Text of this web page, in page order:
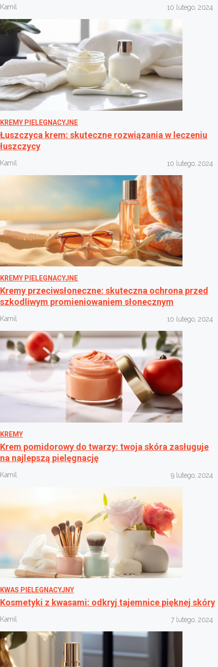
Kamil 10 lutego, 2024
KREMY PIELEGNACYJNE
Łuszczyca krem: skuteczne rozwiązania w leczeniu
łuszczycy
Kamil 10 lutego, 2024
KREMY PIELEGNACYJNE
Kremy przeciwsłoneczne: skuteczna ochrona przed
szkodliwym promieniowaniem słonecznym
Kamil 10 lutego, 2024
KREMY
Krem pomidorowy do twarzy: twoja skóra zasługuje
na najlepszą pielęgnację
Kamil 9 lutego, 2024
KWAS PIELEGNACYJNY
Kosmetyki z kwasami: odkryj tajemnice pięknej skóry
Kamil 7 lutego, 2024